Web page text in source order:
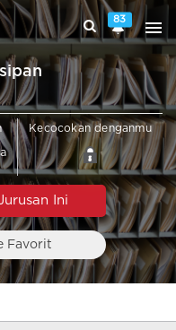
83
Kecocokan denganmu
Ini
Favorit